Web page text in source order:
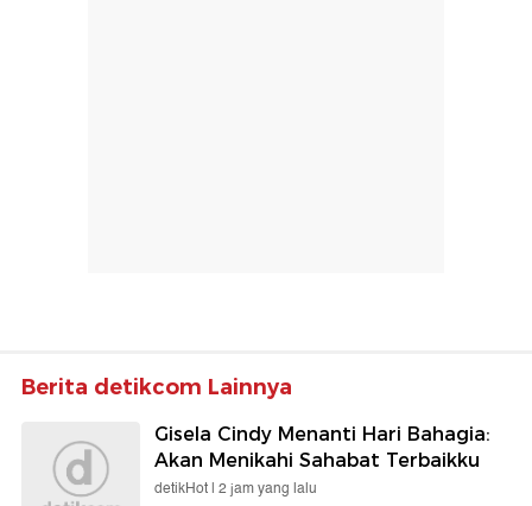
Berita detikcom Lainnya
Gisela Cindy Menanti Hari Bahagia:
Akan Menikahi Sahabat Terbaikku
detikHot | 2 jam yang lalu